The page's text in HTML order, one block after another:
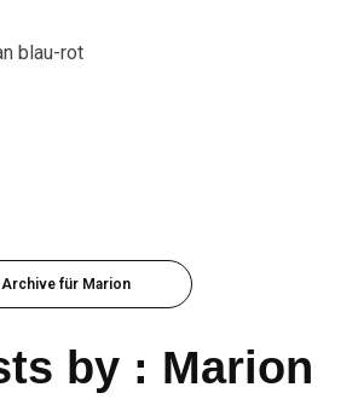
Archive für Marion
by : Marion